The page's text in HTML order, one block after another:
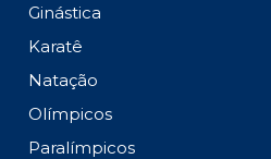
Ginástica
Karatê
Natação
Olímpicos
Paralímpicos